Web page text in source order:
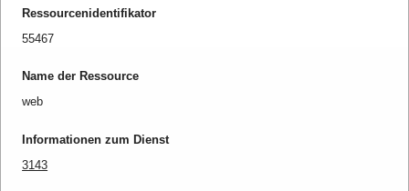
Ressourcenidentifikator
55467
Name der Ressource
web
Informationen zum Dienst
3143